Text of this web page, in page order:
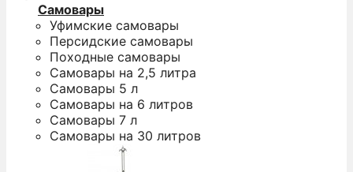
Самовары
Уфимские самовары
Персидские самовары
Походные самовары
Самовары на 2,5 литра
Самовары 5 л
Самовары на 6 литров
Самовары 7 л
Самовары на 30 литров